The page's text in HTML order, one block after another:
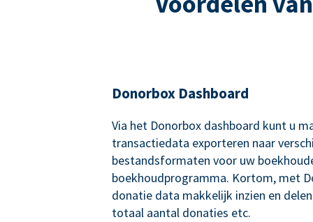
Donorbox Dashboard
Via het Donorbox dashboard kunt u
transactiedata exporteren naar
bestandsformaten voor uw
boekhoudprogramma. Kortom, met
donatie data makkelijk inzien en
totaal aantal donaties etc.